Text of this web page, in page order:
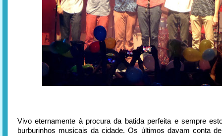
Vivo eternamente à procura da batida perfeita e sempre
burburinhos musicais da cidade. Os últimos davam conta